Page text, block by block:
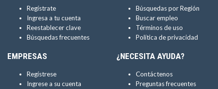
Regístrate
Ingresa a tu cuenta
Reestablecer clave
Búsquedas frecuentes
Búsquedas por Región
Buscar empleo
Términos de uso
Política de privacidad
EMPRESAS
Regístrese
Ingrese a su cuenta
¿NECESITA AYUDA?
Contáctenos
Preguntas frecuentes